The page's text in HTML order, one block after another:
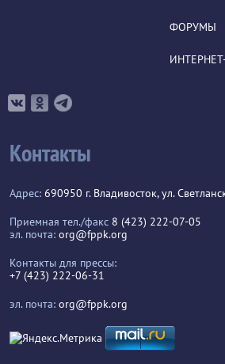
ФОРУМЫ
Контакты
Адрес: 690950 г. Владивосток, ул.
Приемная тел./факс 8 (423) 222-07-05
эл. почта: org@fppk.org
Контакты для прессы:
+7 (423) 222-06-31
эл. почта: org@fppk.org